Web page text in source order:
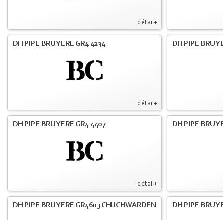
détail+
détail+
DH PIPE BRUYERE GR4 4234 DH PIPE
détail+
DH PIPE BRUYERE GR4 4407 DH PIPE
DH PIPE BRUYERE GR4603 CHUCHWARDEN DH PIPE